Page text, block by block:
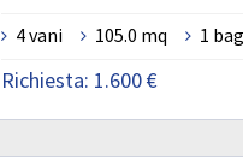
4 vani
105.0 mq 1
Richiesta: 1.600 €